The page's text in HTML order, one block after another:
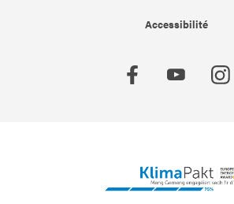
Accessibilité